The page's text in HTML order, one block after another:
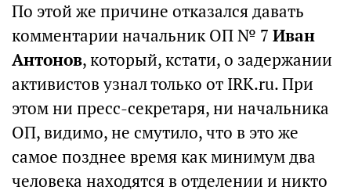
По этой же причине отказался давать
комментарии начальник ОП № 7 Иван
Антонов, который, кстати, о задержании
активистов узнал только от IRK.ru. При
этом ни пресс-секретаря, ни начальника
ОП, видимо, не смутило, что в это же
самое позднее время как минимум два
человека находятся в отделении и никто